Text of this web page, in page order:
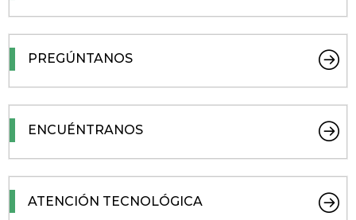
PREGÚNTANOS
ENCUÉNTRANOS
ATENCIÓN TECNOLÓGICA